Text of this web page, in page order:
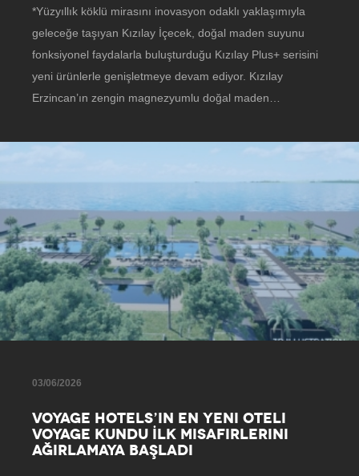
*Yüzyıllık köklü mirasını inovasyon odaklı yaklaşımıyla
geleceğe taşıyan Kızılay İçecek, doğal maden suyunu
fonksiyonel faydalarla buluşturduğu Kızılay Plus+ serisini
yeni ürünlerle genişletmeye devam ediyor. Kızılay
Erzincan’ın zengin magnezyumlu doğal maden…
03/06/2026
VOYAGE HOTELS’IN EN YENI OTELI
VOYAGE KUNDU İLK MISAFIRLERINI
AĞIRLAMAYA BAŞLADI